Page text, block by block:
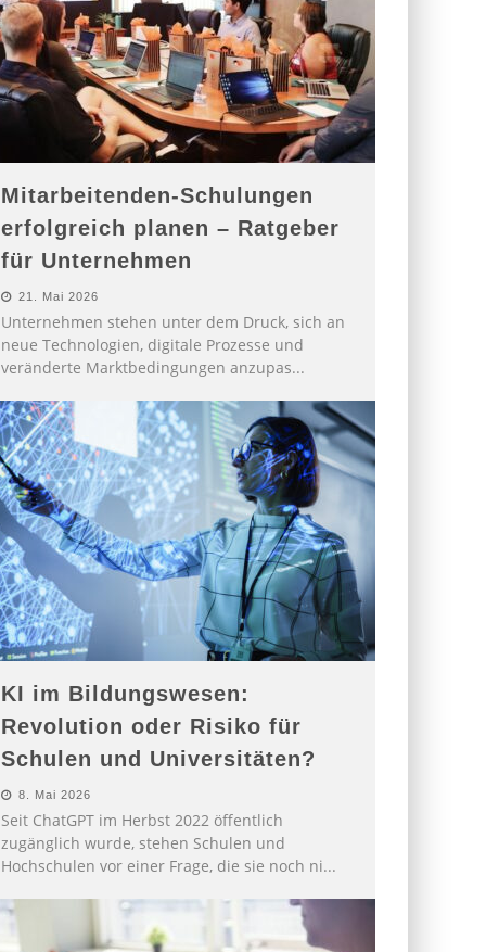
Mitarbeitenden-Schulungen
erfolgreich planen – Ratgeber
für Unternehmen
21. Mai 2026
Unternehmen stehen unter dem Druck, sich an
neue Technologien, digitale Prozesse und
veränderte Marktbedingungen anzupas...
KI im Bildungswesen:
Revolution oder Risiko für
Schulen und Universitäten?
8. Mai 2026
Seit ChatGPT im Herbst 2022 öffentlich
zugänglich wurde, stehen Schulen und
Hochschulen vor einer Frage, die sie noch ni...